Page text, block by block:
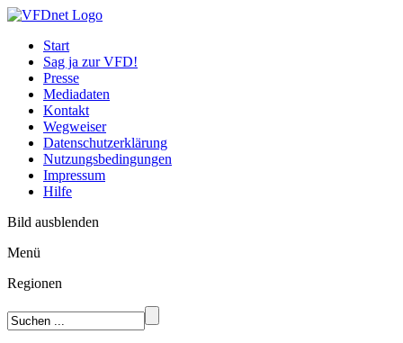
Start
Sag ja zur VFD!
Presse
Mediadaten
Kontakt
Wegweiser
Datenschutzerklärung
Nutzungsbedingungen
Impressum
Hilfe
Bild ausblenden
Menü
Regionen